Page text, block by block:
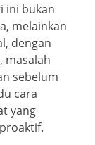
ini bukan
melainkan
dengan
masalah
sebelum
cara
yang